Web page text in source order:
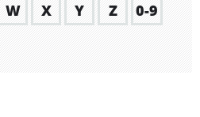
W X Y Z
0-9